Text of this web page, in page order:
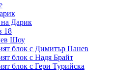
Дарик
18
Шоу
блок с Димитър Панев
блок с Надя Брайт
блок с Гери Турийска